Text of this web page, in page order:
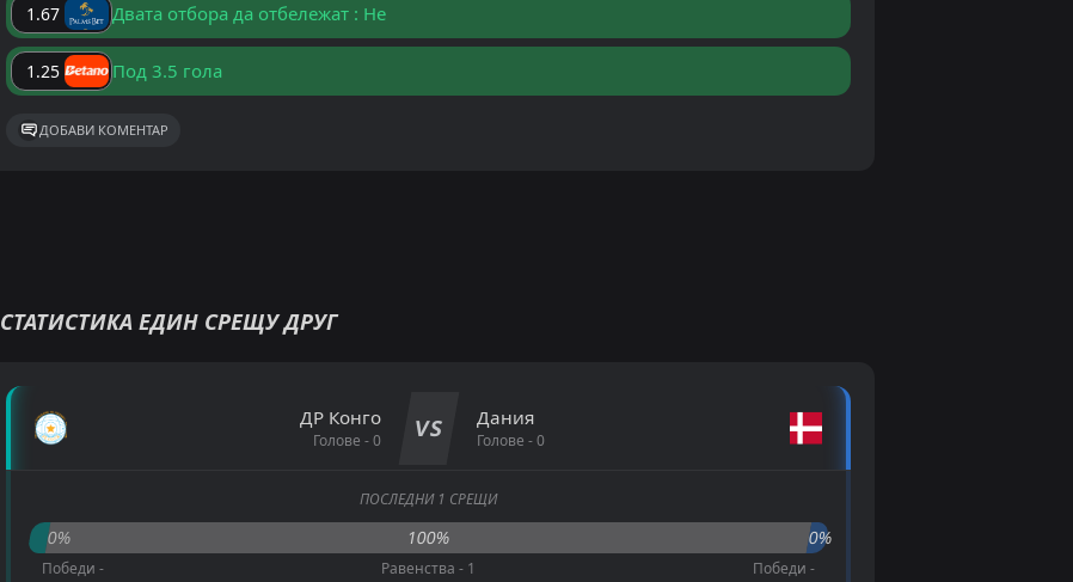
1.67 Двата отбора да отбележат : Не
1.25 Под 3.5 гола
ДОБАВИ КОМЕНТАР
СТАТИСТИКА ЕДИН СРЕЩУ ДРУГ
ДР Конго
Голове - 0 VS Дания
Голове - 0
ПОСЛЕДНИ 1 СРЕЩИ
0% 100% 0%
Победи -
Равенства - 1
Победи -